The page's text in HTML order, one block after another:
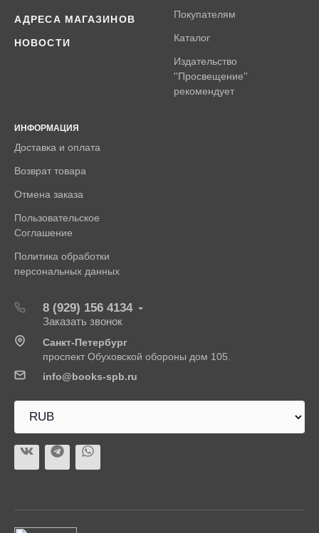
АДРЕСА МАГАЗИНОВ
НОВОСТИ
Покупателям
Каталог
Издательство
''Просвещение''
рекомендует
ИНФОРМАЦИЯ
Доставка и оплата
Возврат товара
Отмена заказа
Пользовательское
Соглашение
Политика обработки
персональных данных
8 (929) 156 4134
Заказать звонок
Санкт-Петербург
проспект Обуховской обороны дом 105.
info@books-spb.ru